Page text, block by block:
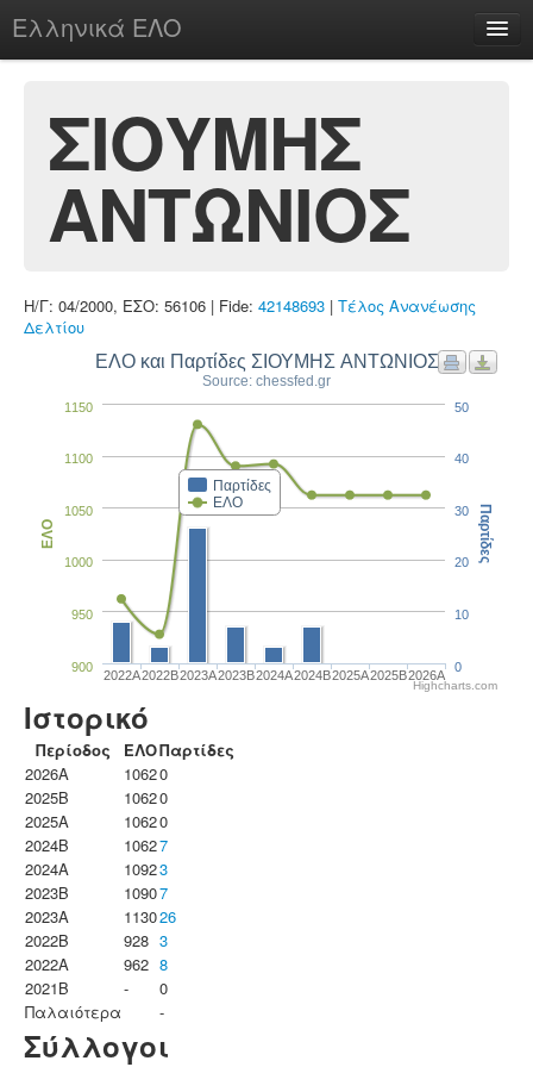
Ελληνικά ΕΛΟ
chesstu.be @ discord
Login
ΣΙΟΥΜΗΣ
ΑΝΤΩΝΙΟΣ
Η/Γ: 04/2000, ΕΣΟ: 56106 | Fide: 42148693 | Τέλος Ανανέωσης
Δελτίου
ΕΛΟ και Παρτίδες ΣΙΟΥΜΗΣ ΑΝΤΩΝΙΟΣ
Source: chessfed.gr
Παρτίδες
ΕΛΟ
2022A2022B2023Α2023B2024A2024B2025A2025B2026A
900
950
1000
1050
1100
1150
ΕΛΟ
0
10
20
30
40
50
Παρτίδες
Highcharts.com
Ιστορικό
Περίοδος ΕΛΟΠαρτίδες
2026A
10620
2025B
10620
2025A
10620
2024B
10627
2024A
10923
2023B
10907
2023Α
113026
2022B
928 3
2022A
962 8
2021B
-
0
Παλαιότερα
-
Σύλλογοι